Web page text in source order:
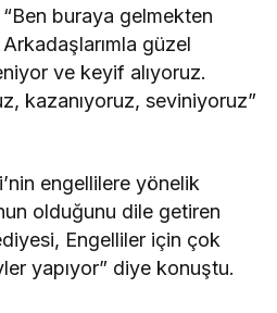
buraya gelmekten
güzel
ve keyif alıyoruz.
kazanıyoruz, seviniyoruz”
engellilere yönelik
olduğunu dile getiren
Engelliler için çok
yapıyor” diye konuştu.